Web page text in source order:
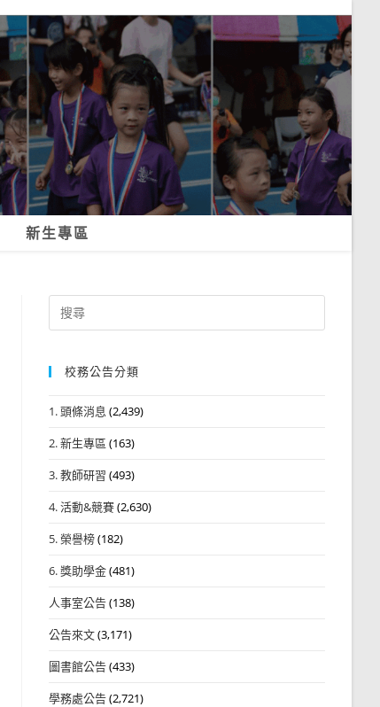
新生專區
Search
for:
校務公告分類
1. 頭條消息 (2,439)
2. 新生專區 (163)
3. 教師研習 (493)
4. 活動&競賽(2,630)
5. 榮譽榜(182)
6. 獎助學金(481)
人事室公告(138)
公告來文(3,171)
圖書館公告(433)
學務處公告(2,721)